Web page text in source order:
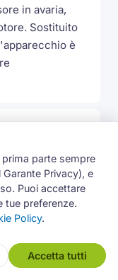
in avaria,
Sostituito
è
Whirlpool
vano
faticava a
si gelava
e rimesso il
parte sempre
Privacy), e
Puoi accettare
tue preferenze.
Policy.
Accetta tutti